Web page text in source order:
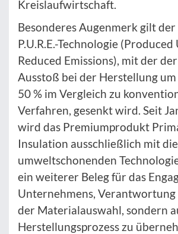
Kreislaufwirtschaft.
Besonderes Augenmerk gilt
P.U.R.E.-Technologie (Produced
Reduced Emissions), mit der
Ausstoß bei der Herstellung
50 % im Vergleich zu
Verfahren, gesenkt wird. Seit
wird das Premiumprodukt
Insulation ausschließlich mit
umweltschonenden
ein weiterer Beleg für das
Unternehmens,
der Materialauswahl, sondern
Herstellungsprozess zu